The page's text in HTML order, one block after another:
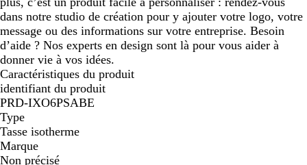
i
dans notre studio de création pour y ajouter votre logo, votre
message ou des informations sur votre entreprise. Besoin
d’aide ? Nos experts en design sont là pour vous aider à
donner vie à vos idées.
Caractéristiques du produit
identifiant du produit
PRD-IXO6PSABE
Type
Tasse isotherme
Marque
Non précisé